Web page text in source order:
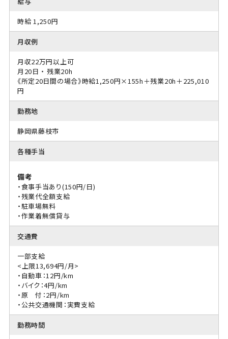
時給 1,250円
月収例
月収22万円以上可
月20日 ・ 残業20h
《所定20日間の場合》時給1,250円×155h＋残業20h＋225,010
円
勤務地
静岡県藤枝市
各種手当
備考
・食事手当あり(150円/日)
・残業代全額支給
・駐車場無料
・作業着無償貸与
交通費
一部支給
<上限13,694円/月>
・自動車：12円/km
・バイク：4円/km
・原 付：2円/km
・公共交通機関：実費支給
勤務時間